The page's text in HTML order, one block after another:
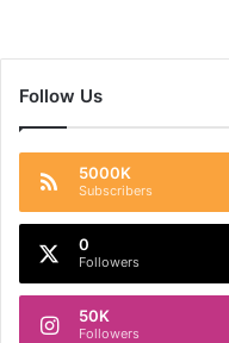
Follow Us
5000K
Subscribers
0
Followers
50K
Followers